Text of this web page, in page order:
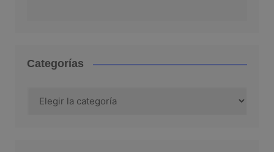
Categorías